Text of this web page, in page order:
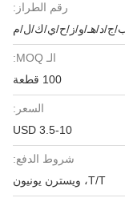
رقم الطراز:
ج/د/هـ/و/ز/ح/ي/ك/ل/م
الـ MOQ:
100 قطعة
السعر:
3.5-10 USD
شروط الدفع:
T/T، ويسترن يونيون